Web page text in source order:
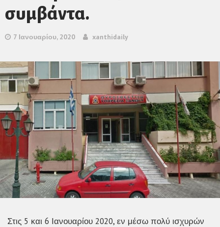
συμβάντα.
7 Ιανουαρίου, 2020 xanthidaily
Στις 5 και 6 Ιανουαρίου 2020, εν μέσω πολύ ισχυρών